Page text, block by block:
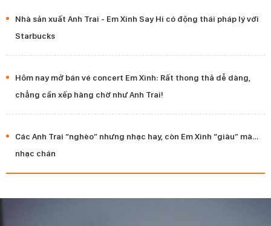
Nhà sản xuất Anh Trai - Em Xinh Say Hi có động thái pháp lý với
Starbucks
Hôm nay mở bán vé concert Em Xinh: Rất thong thả dễ dàng,
chẳng cần xếp hàng chờ như Anh Trai!
Các Anh Trai “nghèo” nhưng nhạc hay, còn Em Xinh “giàu” mà…
nhạc chán